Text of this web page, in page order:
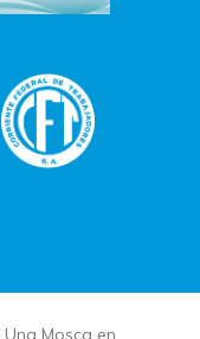
Una Mosca en